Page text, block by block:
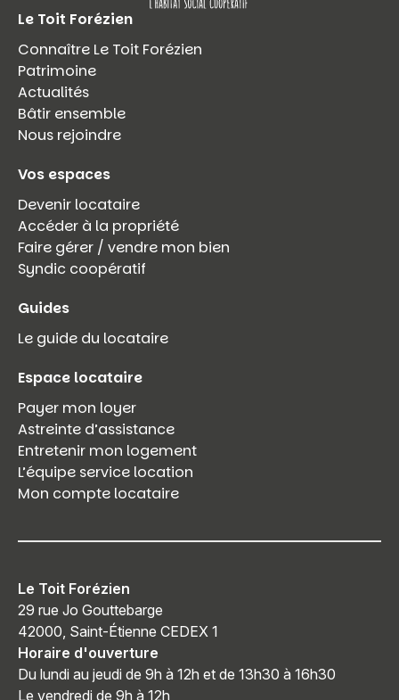
Le Toit Forézien
Connaître Le Toit Forézien
Patrimoine
Actualités
Bâtir ensemble
Nous rejoindre
Vos espaces
Devenir locataire
Accéder à la propriété
Faire gérer / vendre mon bien
Syndic coopératif
Guides
Le guide du locataire
Espace locataire
Payer mon loyer
Astreinte d’assistance
Entretenir mon logement
L’équipe service location
Mon compte locataire
Le Toit Forézien
29 rue Jo Gouttebarge
42000, Saint-Étienne CEDEX 1
Horaire d'ouverture
Du lundi au jeudi de 9h à 12h et de 13h30 à 16h30
Le vendredi de 9h à 12h